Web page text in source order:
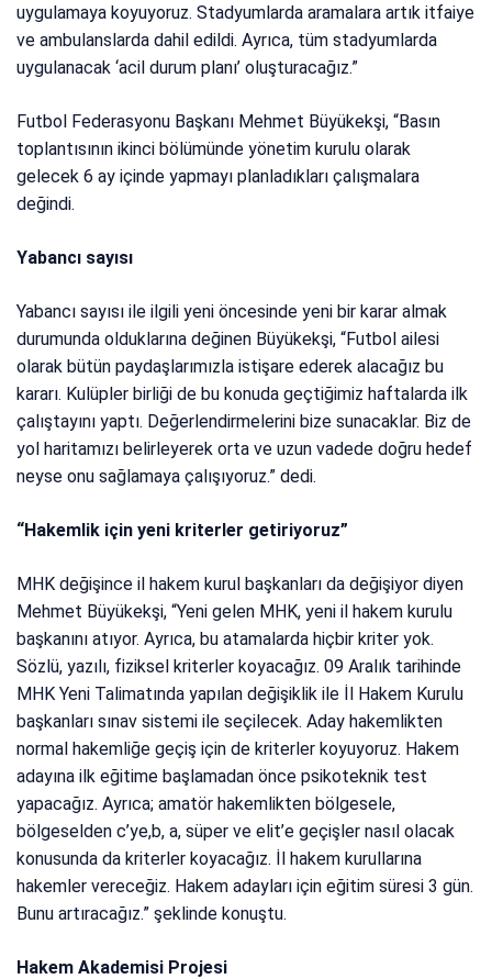
uygulamaya koyuyoruz. Stadyumlarda aramalara artık itfaiye
ve ambulanslarda dahil edildi. Ayrıca, tüm stadyumlarda
uygulanacak ‘acil durum planı’ oluşturacağız.”
Futbol Federasyonu Başkanı Mehmet Büyükekşi, “Basın
toplantısının ikinci bölümünde yönetim kurulu olarak
gelecek 6 ay içinde yapmayı planladıkları çalışmalara
değindi.
Yabancı sayısı
Yabancı sayısı ile ilgili yeni öncesinde yeni bir karar almak
durumunda olduklarına değinen Büyükekşi, “Futbol ailesi
olarak bütün paydaşlarımızla istişare ederek alacağız bu
kararı. Kulüpler birliği de bu konuda geçtiğimiz haftalarda ilk
çalıştayını yaptı. Değerlendirmelerini bize sunacaklar. Biz de
yol haritamızı belirleyerek orta ve uzun vadede doğru hedef
neyse onu sağlamaya çalışıyoruz.” dedi.
“Hakemlik için yeni kriterler getiriyoruz”
MHK değişince il hakem kurul başkanları da değişiyor diyen
Mehmet Büyükekşi, “Yeni gelen MHK, yeni il hakem kurulu
başkanını atıyor. Ayrıca, bu atamalarda hiçbir kriter yok.
Sözlü, yazılı, fiziksel kriterler koyacağız. 09 Aralık tarihinde
MHK Yeni Talimatında yapılan değişiklik ile İl Hakem Kurulu
başkanları sınav sistemi ile seçilecek. Aday hakemlikten
normal hakemliğe geçiş için de kriterler koyuyoruz. Hakem
adayına ilk eğitime başlamadan önce psikoteknik test
yapacağız. Ayrıca; amatör hakemlikten bölgesele,
bölgeselden c’ye,b, a, süper ve elit’e geçişler nasıl olacak
konusunda da kriterler koyacağız. İl hakem kurullarına
hakemler vereceğiz. Hakem adayları için eğitim süresi 3 gün.
Bunu artıracağız.” şeklinde konuştu.
Hakem Akademisi Projesi